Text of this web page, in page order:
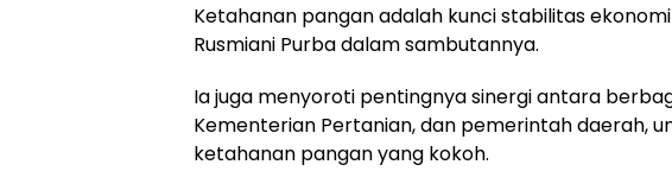
Ketahanan pangan adalah kunci stabilitas
Rusmiani Purba dalam sambutannya.
Ia juga menyoroti pentingnya sinergi antara
Kementerian Pertanian, dan pemerintah daerah,
ketahanan pangan yang kokoh.